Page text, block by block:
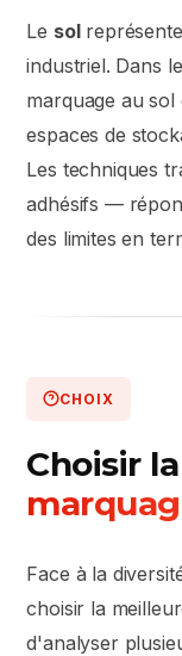
Le sol
industriel. Dans
marquage au sol
espaces de
Les techniques
adhésifs —
des limites en
CHOIX
Choisir
Face à la
choisir la
d'analyser